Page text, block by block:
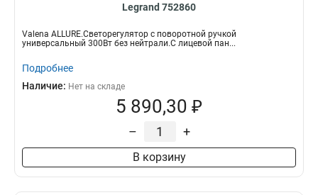
Legrand 752860
Valena ALLURE.Светорегулятор с поворотной ручкой
универсальный 300Вт без нейтрали.С лицевой пан...
Подробнее
Наличие: Нет на складе
5 890,30 ₽
– +
В корзину